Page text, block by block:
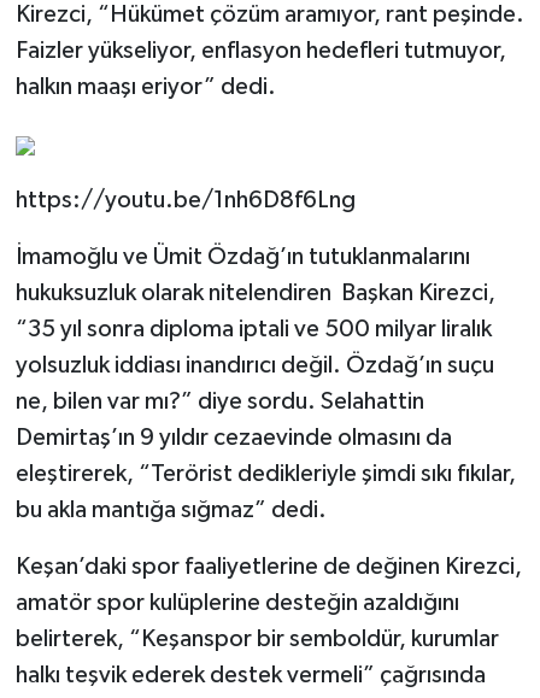
Kirezci, “Hükümet çözüm aramıyor, rant peşinde.
Faizler yükseliyor, enflasyon hedefleri tutmuyor,
halkın maaşı eriyor” dedi.
https://youtu.be/1nh6D8f6Lng
İmamoğlu ve Ümit Özdağ’ın tutuklanmalarını
hukuksuzluk olarak nitelendiren Başkan Kirezci,
“35 yıl sonra diploma iptali ve 500 milyar liralık
yolsuzluk iddiası inandırıcı değil. Özdağ’ın suçu
ne, bilen var mı?” diye sordu. Selahattin
Demirtaş’ın 9 yıldır cezaevinde olmasını da
eleştirerek, “Terörist dedikleriyle şimdi sıkı fıkılar,
bu akla mantığa sığmaz” dedi.
Keşan’daki spor faaliyetlerine de değinen Kirezci,
amatör spor kulüplerine desteğin azaldığını
belirterek, “Keşanspor bir semboldür, kurumlar
halkı teşvik ederek destek vermeli” çağrısında